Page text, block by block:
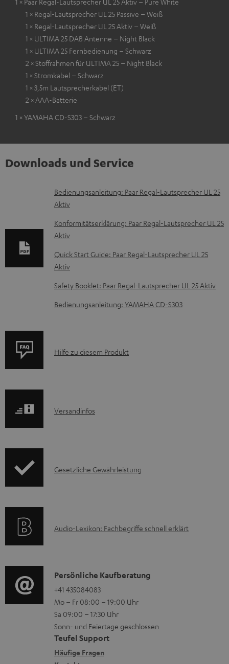
1 × Regal-Lautsprecher UL 25 Passive – Weiß
1 × Regal-Lautsprecher UL 25 Aktiv – Weiß
1 × ULTIMA 25 DAB Antenne – Night Black
1 × ULTIMA 25 Fernbedienung – Schwarz
2 × Stoffrahmen für ULTIMA 25 – Night Black
1 × Stromkabel – Schwarz
1 × 3,5m Lautsprecherkabel (ET)
2 × AAA-Batterie
1 × YAMAHA CD-S303 – Schwarz
Downloads und Service
D
o
k
u
m
e
n
t
u
r
e
d
Bedienungsanleitung: Paar Regal-Lautsprecher UL 25
Aktiv
Konformitätserklärung: Paar Regal-Lautsprecher UL 25
Aktiv
Quick Start Guide: Paar Regal-Lautsprecher UL 25
Aktiv
Safety Booklet: Paar Regal-Lautsprecher UL 25 Aktiv
Bedienungsanleitung: YAMAHA CD-S303
P
u
A
Hilfe zu diesem Produkt
I
r
i
e
n
z
u
m
V
Versandinfos
I
r
t
i
o
n
e
n
Gesetzliche Gewährleistung
A
i
o
-
L
e
x
Audio-Lexikon: Fachbegriffe schnell erklärt
K
o
n
t
a
k
Persönliche Kaufberatung
+41 435084083
Mo – Fr 08:00 – 19:00 Uhr
Sa 09:00 – 17:30 Uhr
Sonn- und Feiertage geschlossen
Teufel Support
Häufige Fragen